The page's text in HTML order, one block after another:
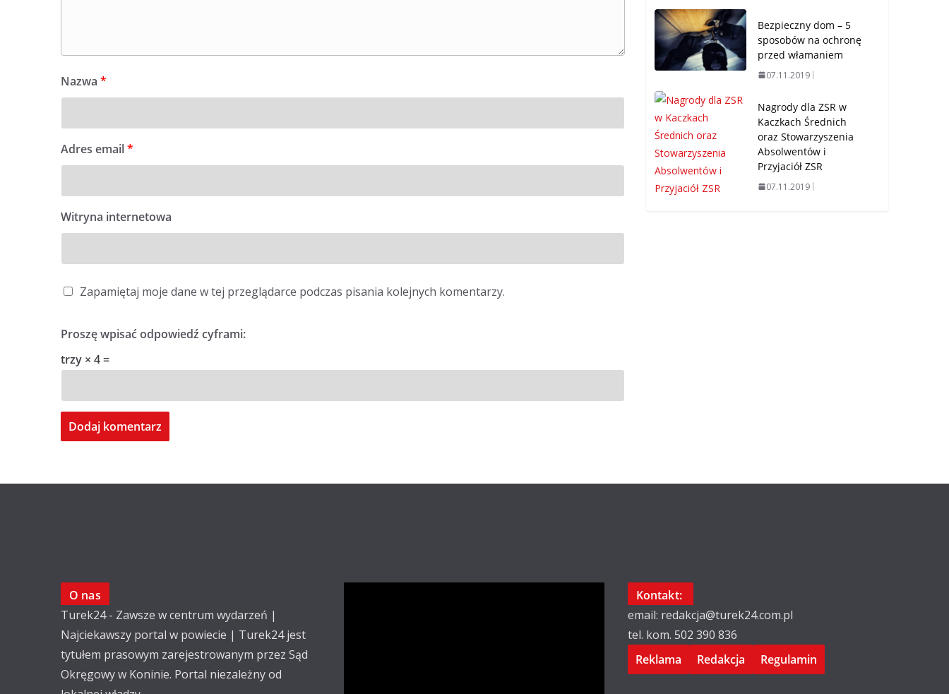
Nazwa *
Adres email*
Witryna internetowa
Zapamiętaj moje dane w tej przeglądarce podczas pisania kolejnych komentarzy.
Proszę wpisać odpowiedź cyframi:
trzy × 4 =
Bezpieczny dom – 5
sposobów na ochronę
przed włamaniem
07.11.2019
Nagrody dla ZSR w
Kaczkach Średnich
oraz Stowarzyszenia
Absolwentów i
Przyjaciół ZSR
07.11.2019
O nas
Turek24 - Zawsze w centrum wydarzeń |
Najciekawszy portal w powiecie | Turek24 jest
tytułem prasowym zarejestrowanym przez Sąd
Okręgowy w Koninie. Portal niezależny od
Kontakt:
email: redakcja@turek24.com.pl
tel. kom. 502 390 836
Reklama
Redakcja Regulamin